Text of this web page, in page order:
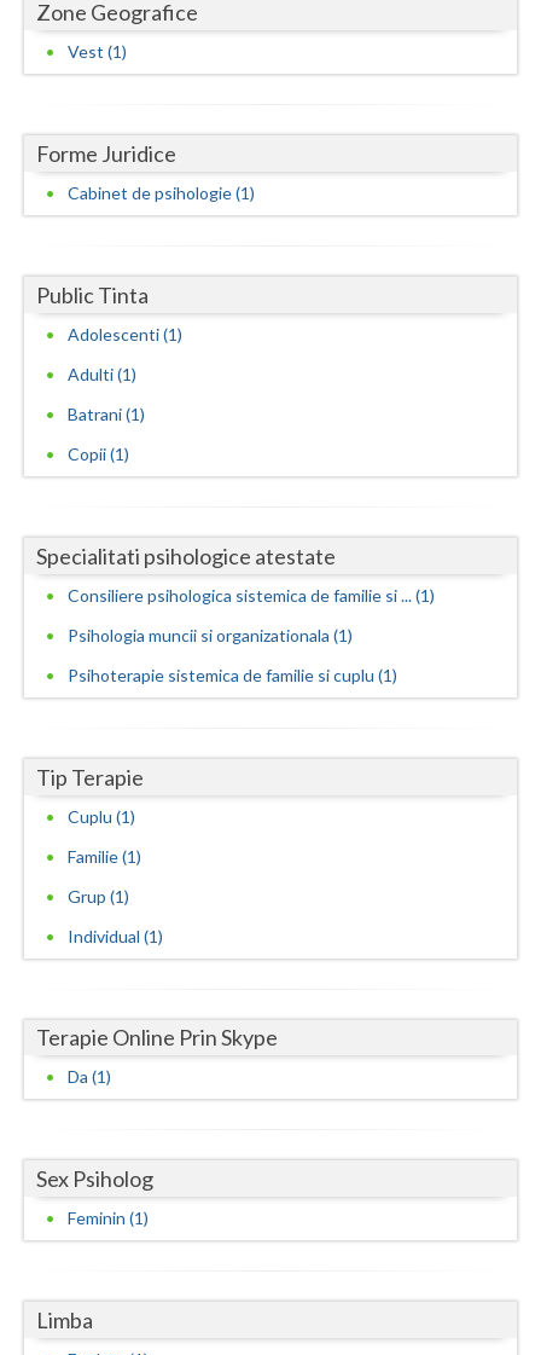
Mehedinti
Neamt
Olt
Salaj
Satu-Mare
Teleorman
Timis
Tulcea
Valcea
Vaslui
Zone Geografice
Vest (1)
Forme Juridice
Cabinet de psihologie (1)
Public Tinta
Adolescenti (1)
Adulti (1)
Batrani (1)
Copii (1)
Specialitati psihologice atestate
Consiliere psihologica sistemica de familie si ... (1)
Psihologia muncii si organizationala (1)
Psihoterapie sistemica de familie si cuplu (1)
Tip Terapie
Cuplu (1)
Familie (1)
Grup (1)
Individual (1)
Terapie Online Prin Skype
Da (1)
Sex Psiholog
Feminin (1)
Limba